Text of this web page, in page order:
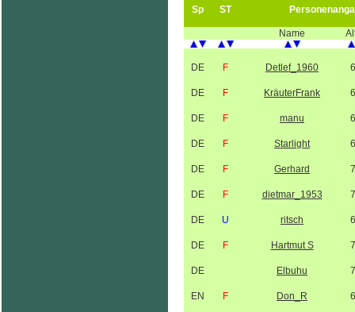
Sp ST
Name
DE F Detlef_1960
DE F KräuterFrank
DE F manu
DE F Starlight
DE F Gerhard
DE F dietmar_1953
DE U ritsch
DE F Hartmut S
DE Elbuhu
EN F Don_R